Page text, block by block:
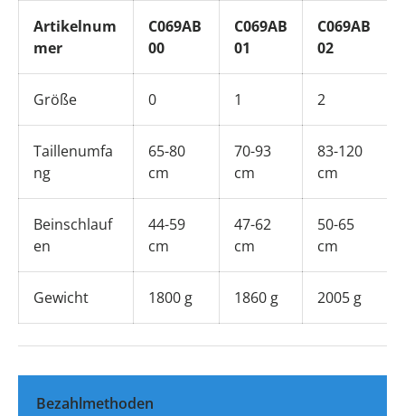
Artikelnum
mer
C069AB
00
C069AB
01
C069AB
02
Größe 0 1 2
Taillenumfa
ng
65-80
cm
70-93
cm
83-120
cm
Beinschlauf
en
44-59
cm
47-62
cm
50-65
cm
Gewicht 1800 g 1860 g 2005 g
Bezahlmethoden